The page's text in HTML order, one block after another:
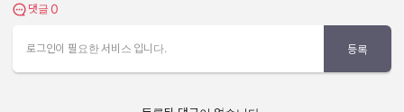
댓글 보기
댓글 0
로그인이 필요한 서비스 입니다. 등록